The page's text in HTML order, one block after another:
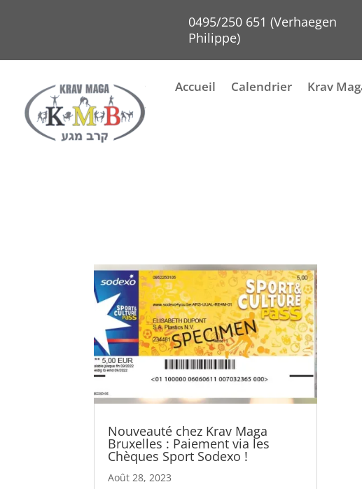
0495/250 651 (Verhaegen
Philippe)
Accueil Calendrier Krav
Nouveauté chez Krav Maga
Bruxelles : Paiement via les
Chèques Sport Sodexo !
Août 28, 2023